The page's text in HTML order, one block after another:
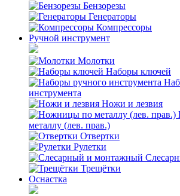
Бензорезы
Генераторы
Компрессоры
Ручной инструмент
Молотки
Наборы ключей
инструмента
Ножи и лезвия
металлу (лев. прав.)
Отвертки
Рулетки
Трещётки
Оснастка